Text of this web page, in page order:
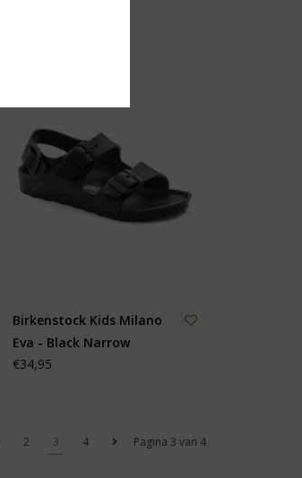
Birkenstock Kids Milano
Eva - Black Narrow
€34,95
Pagina 3 van 4
2 3 4